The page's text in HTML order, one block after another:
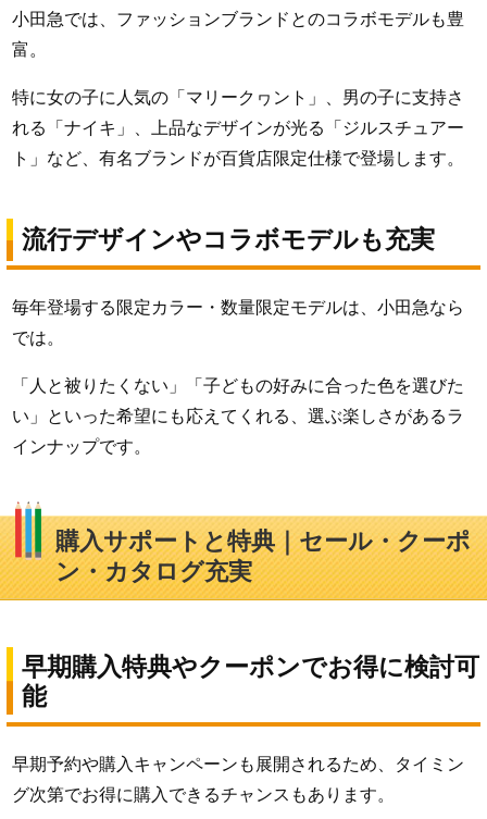
小田急では、ファッションブランドとのコラボモデルも豊
富。
特に女の子に人気の「マリークヮント」、男の子に支持さ
れる「ナイキ」、上品なデザインが光る「ジルスチュアー
ト」など、有名ブランドが百貨店限定仕様で登場します。
流行デザインやコラボモデルも充実
毎年登場する限定カラー・数量限定モデルは、小田急なら
では。
「人と被りたくない」「子どもの好みに合った色を選びた
い」といった希望にも応えてくれる、選ぶ楽しさがあるラ
インナップです。
購入サポートと特典｜セール・クーポ
ン・カタログ充実
早期購入特典やクーポンでお得に検討可
能
早期予約や購入キャンペーンも展開されるため、タイミン
グ次第でお得に購入できるチャンスもあります。